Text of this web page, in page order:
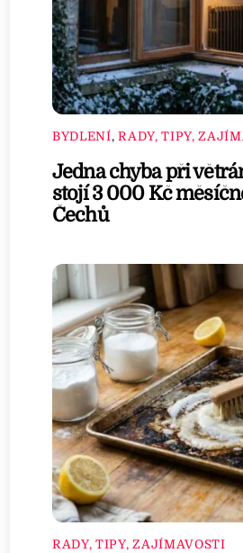
BYDLENÍ,RADY, TIPY,
Jedna chyba při
stojí 3 000 Kč
Čechů
RADY, TIPY, ZAJÍMAVOSTI